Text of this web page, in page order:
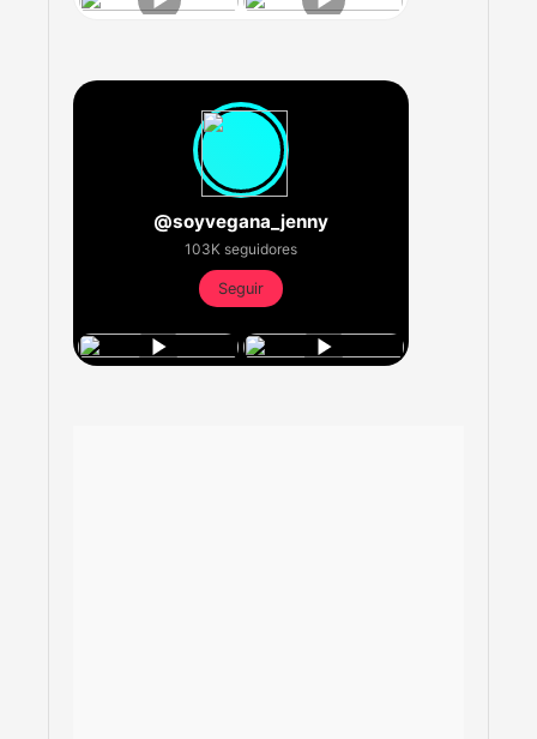
@soyvegana_jenny
103K seguidores
Seguir